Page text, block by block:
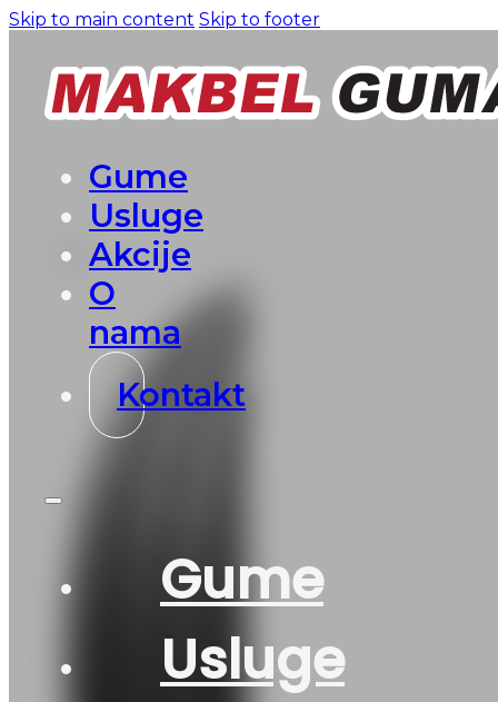
Skip to main content Skip to footer
Gume
Usluge
Akcije
O
nama
Kontakt
Gume
Usluge